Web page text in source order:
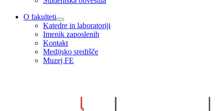
O fakulteti
Katedre in laboratoriji
Imenik zaposlenih
Kontakt
Medijsko središče
Muzej FE